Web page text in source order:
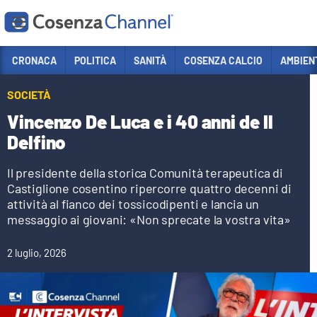
Sezioni
POLITICA
ECONOMIA E LAVORO
ITALIA MONDO
CULTURA
CRONACA POLITICA SANITÀ COSENZA CALCIO
SOCIETÀ
Vincenzo De Luca e i 40 anni de Il
Delfino
Il presidente della storica Comunità terapeutica di
Castiglione cosentino ripercorre quattro decenni di
attività al fianco dei tossicodipenti e lancia un
messaggio ai giovani: «Non sprecate la vostra vita»
2 luglio, 2026